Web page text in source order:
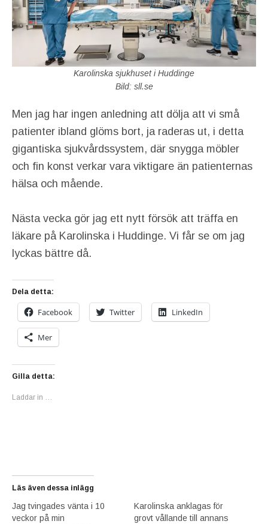
Karolinska sjukhuset i Huddinge
Bild: sll.se
Men jag har ingen anledning att dölja att vi små
patienter ibland glöms bort, ja raderas ut, i detta
gigantiska sjukvårdssystem, där snygga möbler
och fin konst verkar vara viktigare än patienternas
hälsa och mående.
Nästa vecka gör jag ett nytt försök att träffa en
läkare på Karolinska i Huddinge. Vi får se om jag
lyckas bättre då.
Dela detta:
Facebook Twitter LinkedIn
Mer
Gilla detta:
Laddar in …
Läs även dessa inlägg
Jag tvingades vänta i 10
veckor på min
Karolinska anklagas för
grovt vållande till annans